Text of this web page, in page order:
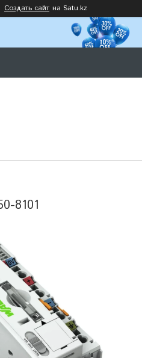
Создать сайт на Satu.kz
8101